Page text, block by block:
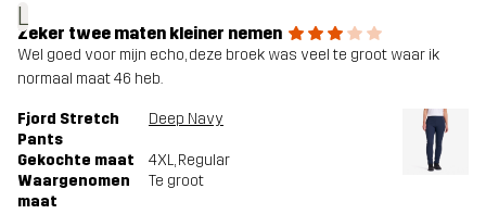
L
Zeker twee maten kleiner nemen
Wel goed voor mijn echo, deze broek was veel te groot waar ik
normaal maat 46 heb.
Fjord Stretch
Pants
Deep Navy
Gekochte maat 4XL, Regular
Waargenomen
maat
Te groot